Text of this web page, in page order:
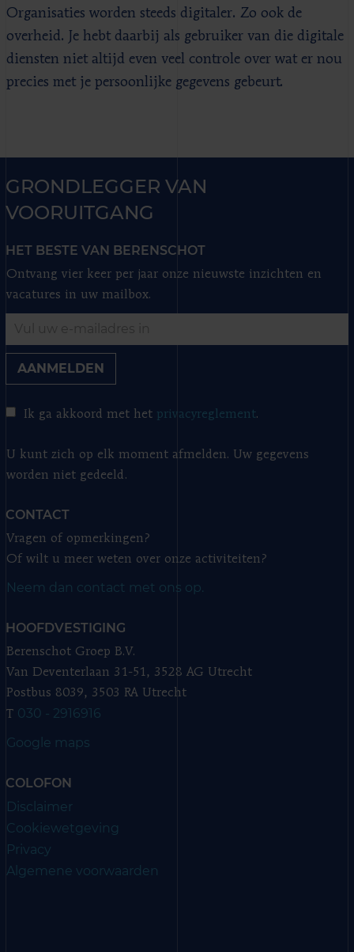
Organisaties worden steeds digitaler. Zo ook de
overheid. Je hebt daarbij als gebruiker van die digitale
diensten niet altijd even veel controle over wat er nou
precies met je persoonlijke gegevens gebeurt.
GRONDLEGGER VAN
VOORUITGANG
HET BESTE VAN BERENSCHOT
Ontvang vier keer per jaar onze nieuwste inzichten en
vacatures in uw mailbox.
AANMELDEN
Ik ga akkoord met het privacyreglement.
U kunt zich op elk moment afmelden. Uw gegevens
worden niet gedeeld.
CONTACT
Vragen of opmerkingen?
Of wilt u meer weten over onze activiteiten?
Neem dan contact met ons op.
HOOFDVESTIGING
Berenschot Groep B.V.
Van Deventerlaan 31-51, 3528 AG Utrecht
Postbus 8039, 3503 RA Utrecht
T 030 - 2916916
Google maps
COLOFON
Disclaimer
Cookiewetgeving
Privacy
Algemene voorwaarden